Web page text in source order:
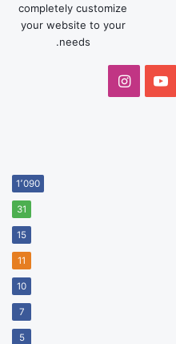
completely customize
your website to your
needs.
‫YouTubeانستقرام
1٬090
31
15
11
10
7
5